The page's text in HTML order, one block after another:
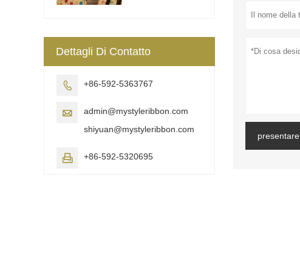
presentare
Dettagli Di Contatto
 +86-592-5363767

admin@mystyleribbon.com
shiyuan@mystyleribbon.com
 +86-592-5320695